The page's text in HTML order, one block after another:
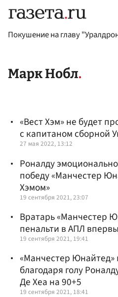
Покушение на главу
Марк Нобл
«Вест Хэм» не будет
с капитаном сборной
27 мая 2022, 13:12
Роналду
победу «Манчестер
Хэмом»
19 сентября 2021, 23:07
Вратарь «Манчестер
пенальти в АПЛ
19 сентября 2021, 19:41
«Манчестер Юнайтед»
благодаря голу
Де Хеа на 90+5
19 сентября 2021, 18:41